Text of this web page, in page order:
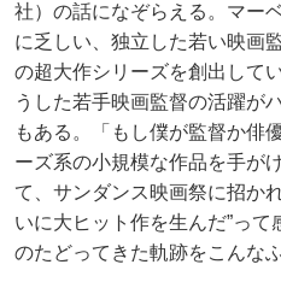
社）の話になぞらえる。マー
に乏しい、独立した若い映画
の超大作シリーズを創出して
うした若手映画監督の活躍が
もある。「もし僕が監督か俳
ーズ系の小規模な作品を手が
て、サンダンス映画祭に招か
いに大ヒット作を生んだ”っ
のたどってきた軌跡をこんな